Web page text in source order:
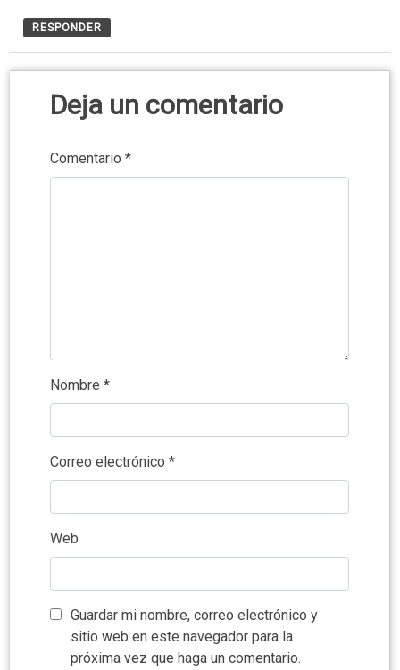
RESPONDER
Deja un comentario
Comentario *
Nombre *
Correo electrónico *
Web
Guardar mi nombre, correo electrónico y
sitio web en este navegador para la
próxima vez que haga un comentario.